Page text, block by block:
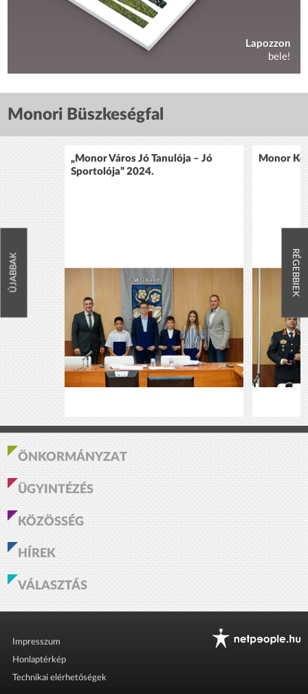
Lapozzon
bele!
Monori Büszkeségfal
ÚJABBAK
„Monor Város Jó Tanulója – Jó
Sportolója” 2024.
Monor
RÉGEBBIEK
ÖNKORMÁNYZAT
ÜGYINTÉZÉS
KÖZÖSSÉG
HÍREK
VÁLASZTÁS
Impresszum
Honlaptérkép
Technikai elérhetőségek